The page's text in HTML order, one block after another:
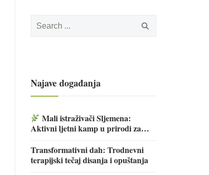
for:
Najave događanja
Mali istraživači Sljemena:
Aktivni ljetni kamp u prirodi za
Transformativni dah: Trodnevni
terapijski tečaj disanja i opuštanja